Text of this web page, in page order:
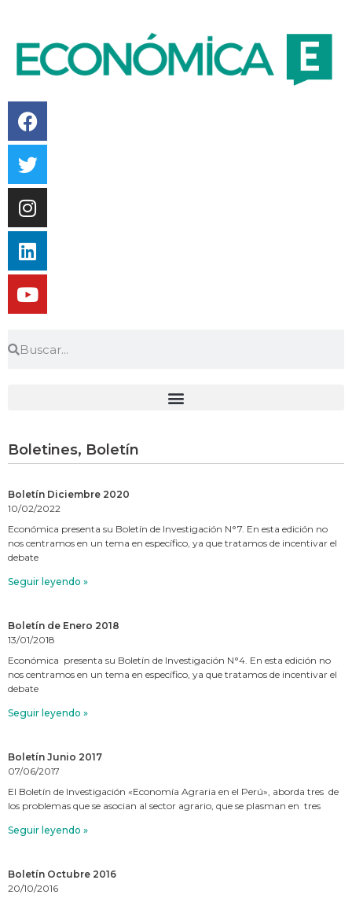
Boletines, Boletín
Boletín Diciembre 2020
10/02/2022
Económica presenta su Boletín de Investigación N°7. En esta edición no
nos centramos en un tema en específico, ya que tratamos de incentivar el
debate
Seguir leyendo »
Boletín de Enero 2018
13/01/2018
Económica presenta su Boletín de Investigación N°4. En esta edición no
nos centramos en un tema en específico, ya que tratamos de incentivar el
debate
Seguir leyendo »
Boletín Junio 2017
07/06/2017
El Boletín de Investigación «Economía Agraria en el Perú», aborda tres de
los problemas que se asocian al sector agrario, que se plasman en tres
Seguir leyendo »
Boletín Octubre 2016
20/10/2016